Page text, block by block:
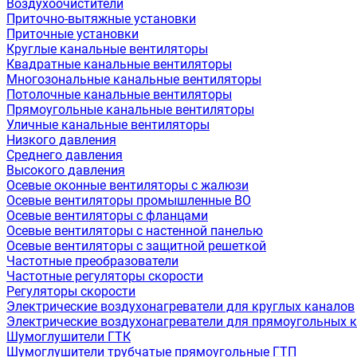
Воздухоочистители
Приточно-вытяжные установки
Приточные установки
Круглые канальные вентиляторы
Квадратные канальные вентиляторы
Многозональные канальные вентиляторы
Потолочные канальные вентиляторы
Прямоугольные канальные вентиляторы
Уличные канальные вентиляторы
Низкого давления
Среднего давления
Высокого давления
Осевые оконные вентиляторы с жалюзи
Осевые вентиляторы промышленные ВО
Осевые вентиляторы с фланцами
Осевые вентиляторы с настенной панелью
Осевые вентиляторы с защитной решеткой
Частотные преобразователи
Частотные регуляторы скорости
Регуляторы скорости
Электрические воздухонагреватели для круглых каналов
Электрические воздухонагреватели для прямоугольных
Шумоглушители ГТК
Шумоглушители трубчатые прямоугольные ГТП